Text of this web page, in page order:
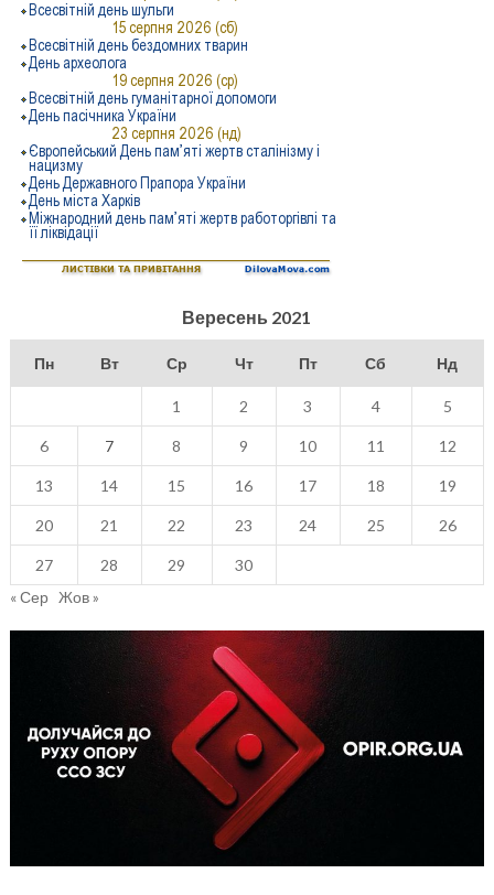
Вересень 2021
Пн Вт Ср Чт Пт Сб Нд
1 2 3 4 5
6 7 8 9 10 11 12
13 14 15 16 17 18 19
20 21 22 23 24 25 26
27 28 29
30
« Сер Жов »